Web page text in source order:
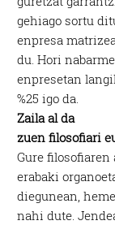
gehiago sortu
enpresa
du. Hori
enpresetan
%25 igo da.
Zaila al da
zuen filosofiari
Gure filosofiaren
erabaki
diegunean,
nahi dute.